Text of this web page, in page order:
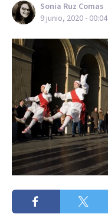
Sonia Ruz Comas
9 junio, 2020 - 00:04